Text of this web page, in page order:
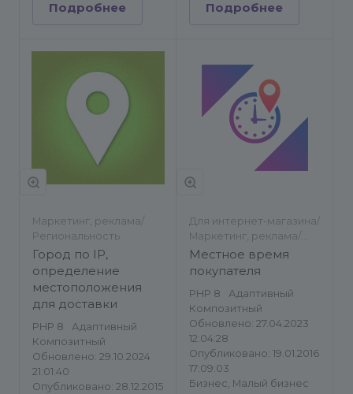
Подробнее Подробнее
Маркетинг, реклама/
Региональность
Город по IP,
определение
местоположения
для доставки
PHP 8
Адаптивный
Композитный
Обновлено: 29.10.2024
21:01:40
Опубликовано: 28.12.2015
Для интернет-магазина/
Маркетинг, реклама/
Работа с заказами/
Региональность
Местное время
покупателя
PHP 8
Адаптивный
Композитный
Обновлено: 27.04.2023
12:04:28
Опубликовано: 19.01.2016
17:09:03
Бизнес, Малый бизнес